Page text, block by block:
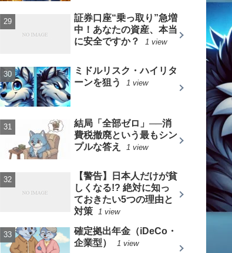
証券口座“乗っ取り”急増
中！あなたの資産、本当
に安全ですか？
1 view
ミドルリスク・ハイリタ
ーンを狙う
1 view
結局「全部ゼロ」──消
費税撤廃という最もシン
プルな答え
1 view
【警告】日本人だけが貧
しくなる!? 絶対に知っ
ておきたい5つの理由と
対策
1 view
確定拠出年金（iDeCo・
企業型）
1 view